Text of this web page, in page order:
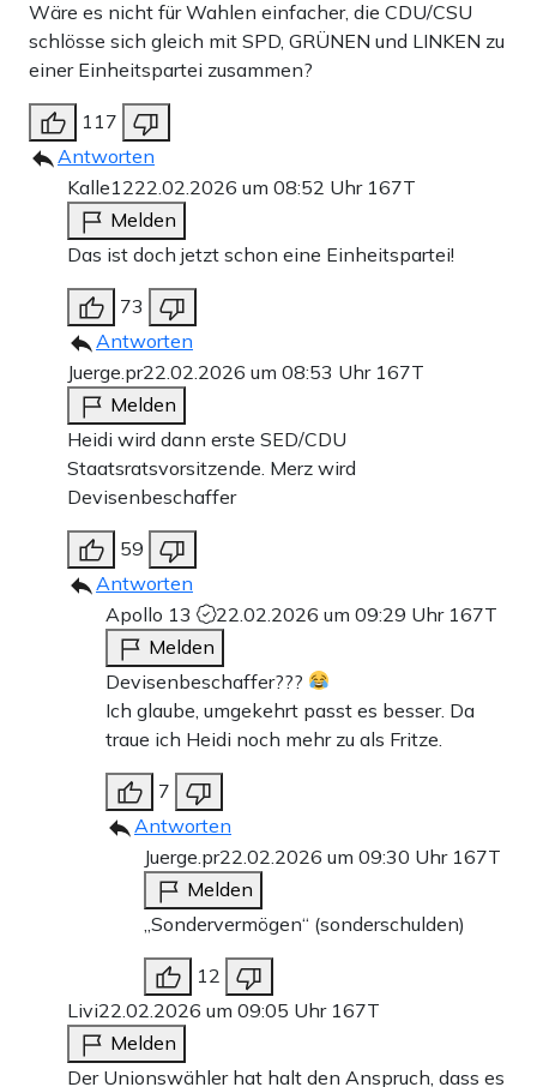
Wäre es nicht für Wahlen einfacher, die CDU/CSU
schlösse sich gleich mit SPD, GRÜNEN und LINKEN zu
einer Einheitspartei zusammen?
117
Antworten
Kalle1222.02.2026 um 08:52 Uhr 167T
Melden
Das ist doch jetzt schon eine Einheitspartei!
73
Antworten
Juerge.pr22.02.2026 um 08:53 Uhr 167T
Melden
Heidi wird dann erste SED/CDU
Staatsratsvorsitzende. Merz wird
Devisenbeschaffer
59
Antworten
Apollo 13
22.02.2026 um 09:29 Uhr 167T
Melden
Devisenbeschaffer???
Ich glaube, umgekehrt passt es besser. Da
traue ich Heidi noch mehr zu als Fritze.
7
Antworten
Juerge.pr22.02.2026 um 09:30 Uhr 167T
Melden
„Sondervermögen“ (sonderschulden)
12
Livi22.02.2026 um 09:05 Uhr 167T
Melden
Der Unionswähler hat halt den Anspruch, dass es